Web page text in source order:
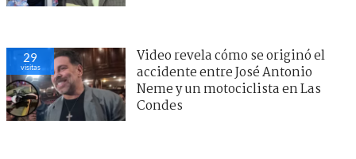
29
visitas
Video revela cómo se originó el
accidente entre José Antonio
Neme y un motociclista en Las
Condes